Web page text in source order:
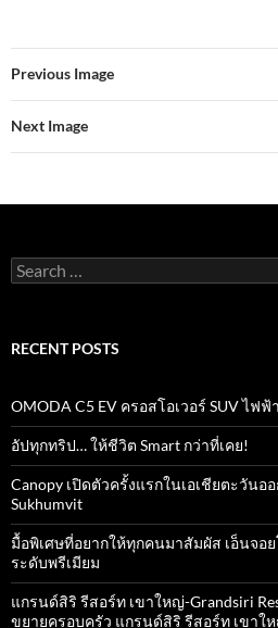
b
o
o
k
er
s
A
p
Previous Image
Next Image
Search
for:
RECENT POSTS
OMODA C5 EV ครอสโอเวอร์ SUV ไฟฟ้
อัปทุกทริป… ให้ชีวิต Smart กว่าที่เคย!
Canopy เปิดตัวครั้งแรกในเอเชียตะวันอ
Sukhumvit
มื้อพิเศษที่อยากให้ทุกคนมาสัมผัส เอ็นจอ
ระดับพรีเมียม
แกรนด์สิริ​ รีสอร์ท​ เขาใหญ่​-Grandsiri​
ขยายครอบครัว แกรนด์สิริ รีสอร์ท เขาใ